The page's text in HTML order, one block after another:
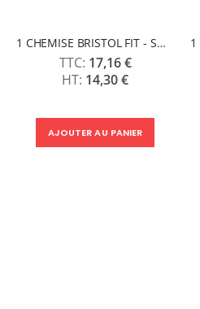
1 CHEMISE BRISTOL FIT - SOLS
17,16 €
14,30 €
AJOUTER AU PANIER